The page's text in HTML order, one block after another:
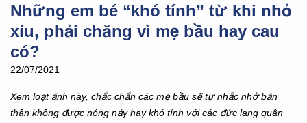
Những em bé “khó tính” từ khi nhỏ
xíu, phải chăng vì mẹ bầu hay cau
có?
22/07/2021
Xem loạt ảnh này, chắc chắn các mẹ bầu sẽ tự nhắc nhở bản
thân không được nóng nảy hay khó tính với các đức lang quân